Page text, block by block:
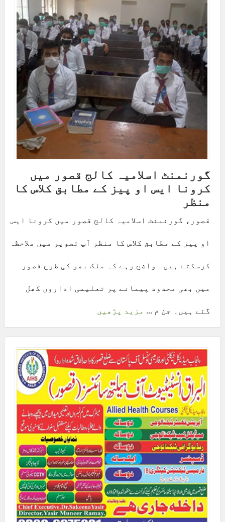
گورنمنٹ اسلامیہ کالج قصور میں
کرونا ایس او پیز کے مطابق کلاس کا
منظر
قصور، گورنمنٹ اسلامیہ کالج قصور میں کرونا ایس
او پیز کے مطابق کلاس کا منظر آپ تصویر میں ملاحظہ
کرسکتے ہیں۔ واضح رہے کہ ملک بھر کی طرح قصور
میں بھی محدود پیمانے پر تعلیمی اداروں کھل
گئے ہیں۔ جن م ... مزید پڑھیں